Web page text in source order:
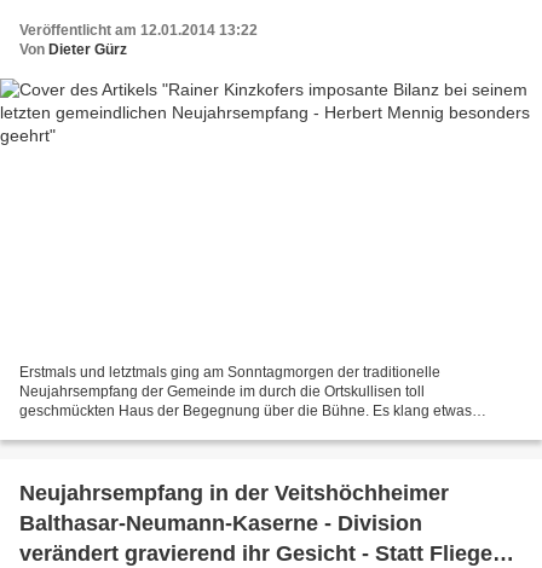
Veröffentlicht am 12.01.2014 13:22
Von Dieter Gürz
Erstmals und letztmals ging am Sonntagmorgen der traditionelle
Neujahrsempfang der Gemeinde im durch die Ortskullisen toll
geschmückten Haus der Begegnung über die Bühne. Es klang etwas
Neujahrsempfang in der Veitshöchheimer
Balthasar-Neumann-Kaserne - Division
verändert gravierend ihr Gesicht - Statt Fliegen